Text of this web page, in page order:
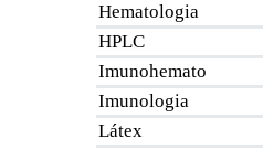
Hematologia
HPLC
Imunohemato
Imunologia
Látex